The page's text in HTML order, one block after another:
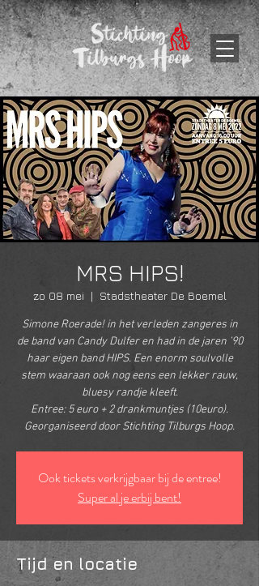
MRS HIPS!
zo 08 mei
  |
Stadstheater De Boemel
Simone Roerade! in het verleden zangeres in
de band van Candy Dulfer en had in de jaren ’90
haar eigen band HIPS. Een enorm soulvolle
stem waaraan ook nog eens een lekker rauw,
bluesy randje kleeft.
Entree: 5 euro + 2 drankmuntjes (10euro).
Georganiseerd door Stichting Tilburgs Hoop.
Ook tickets verkrijgbaar bij de entree!
Super al je erbij bent!
Tijd en locatie